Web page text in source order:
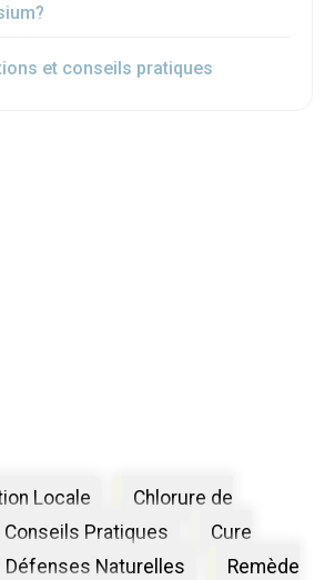
et conseils pratiques
Locale
Chlorure de
Conseils Pratiques
Cure
Défenses Naturelles
Remède